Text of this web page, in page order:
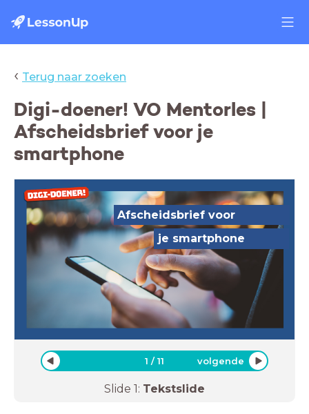
‹ Terug naar zoeken
Digi-doener! VO Mentorles |
Afscheidsbrief voor je
smartphone
Afscheidsbrief voor
je smartphone
1 /11 volgende
Slide 1: Tekstslide